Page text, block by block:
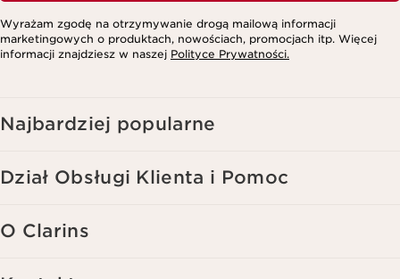
Wyrażam zgodę na otrzymywanie drogą mailową informacji
marketingowych o produktach, nowościach, promocjach itp. Więcej
informacji znajdziesz w naszej Polityce Prywatności.
Najbardziej popularne
Dział Obsługi Klienta i Pomoc
O Clarins